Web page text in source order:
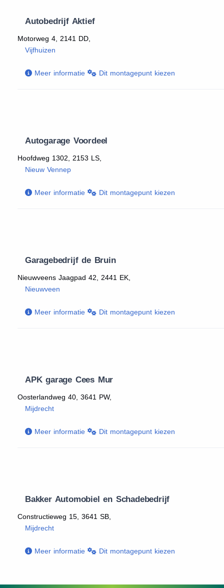
Autobedrijf Aktief
Motorweg 4, 2141 DD,
Vijfhuizen
Meer informatie Dit montagepunt kiezen
Autogarage Voordeel
Hoofdweg 1302, 2153 LS,
Nieuw Vennep
Meer informatie Dit montagepunt kiezen
Garagebedrijf de Bruin
Nieuwveens Jaagpad 42, 2441 EK,
Nieuwveen
Meer informatie Dit montagepunt kiezen
APK garage Cees Mur
Oosterlandweg 40, 3641 PW,
Mijdrecht
Meer informatie Dit montagepunt kiezen
Bakker Automobiel en Schadebedrijf
Constructieweg 15, 3641 SB,
Mijdrecht
Meer informatie Dit montagepunt kiezen